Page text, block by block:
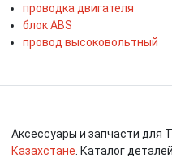
проводка двигателя
блок ABS
провод высоковольтный
Аксессуары и запчасти для
Казахстане . Каталог деталей